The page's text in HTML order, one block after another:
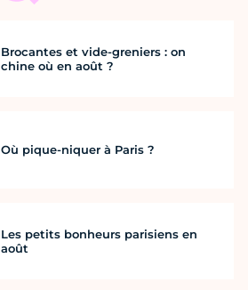
Brocantes et vide-greniers : on
chine où en août ?
Où pique-niquer à Paris ?
Les petits bonheurs parisiens en
août